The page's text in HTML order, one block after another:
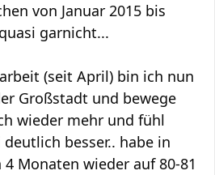
von Januar 2015 bis
garnicht...
(seit April) bin ich nun
Großstadt und bewege
wieder mehr und fühl
besser.. habe in
Monaten wieder auf 80-81